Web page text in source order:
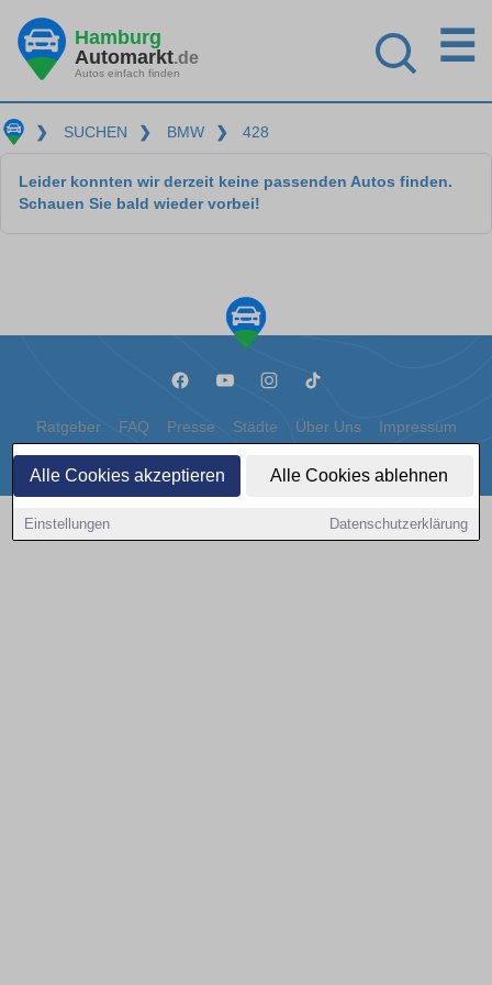
Alle Cookies akzeptieren Alle Cookies ablehnen
Einstellungen Datenschutzerklärung
Hamburg
Automarkt.de
Autos einfach finden
☰
❯ SUCHEN ❯ BMW ❯ 428
Leider konnten wir derzeit keine passenden Autos finden.
Schauen Sie bald wieder vorbei!
Ratgeber FAQ Presse Städte Über Uns Impressum
Datenschutz Cookies
Copyright © 2000 - 2026 | 1A Infosysteme GmbH | Content by: 1a-sites-autos